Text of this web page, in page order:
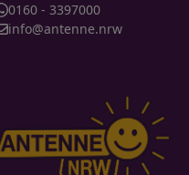
0160 - 3397000
info@antenne.nrw